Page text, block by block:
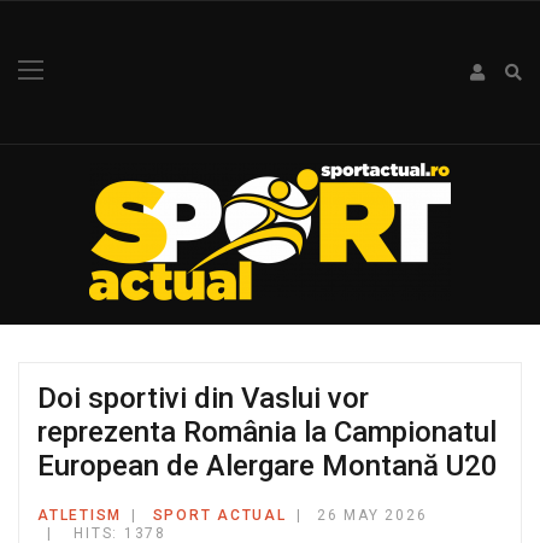
Doi sportivi din Vaslui vor
reprezenta România la Campionatul
European de Alergare Montană U20
ATLETISM SPORT ACTUAL
26 MAY 2026
HITS: 1378